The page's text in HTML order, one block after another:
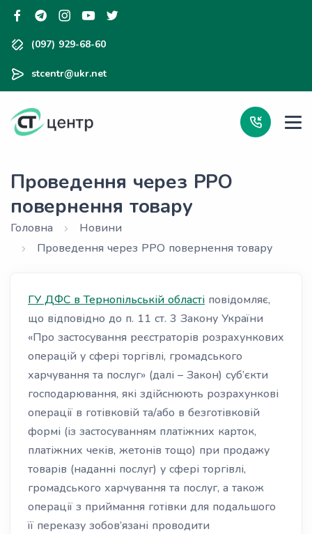
(097) 929-68-60
stcentr@ukr.net
Проведення через РРО
повернення товару
Головна
Новини
Проведення через РРО повернення товару
ГУ ДФС в Тернопільській області повідомляє,
що відповідно до п. 11 ст. 3 Закону України
«Про застосування реєстраторів розрахункових
операцій у сфері торгівлі, громадського
харчування та послуг» (далі – Закон) суб’єкти
господарювання, які здійснюють розрахункові
операції в готівковій та/або в безготівковій
формі (із застосуванням платіжних карток,
платіжних чеків, жетонів тощо) при продажу
товарів (наданні послуг) у сфері торгівлі,
громадського харчування та послуг, а також
операції з приймання готівки для подальшого
її переказу зобов’язані проводити